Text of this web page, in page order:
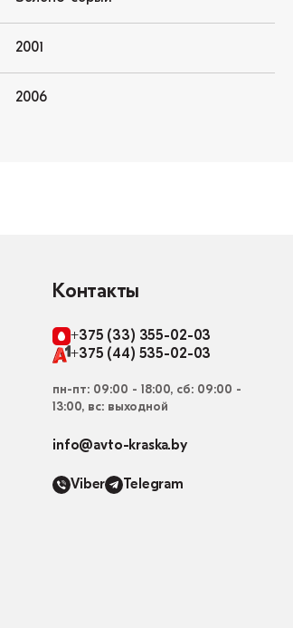
2001
2006
Контакты
+375 (33) 355-02-03
+375 (44) 535-02-03
пн-пт: 09:00 - 18:00, сб: 09:00 -
13:00, вс: выходной
info@avto-kraska.by
Viber Telegram